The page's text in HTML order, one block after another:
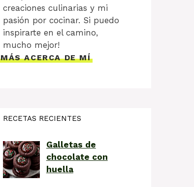
creaciones culinarias y mi
pasión por cocinar. Si puedo
inspirarte en el camino,
mucho mejor!
MÁS ACERCA DE MÍ
RECETAS RECIENTES
Galletas de
chocolate con
huella